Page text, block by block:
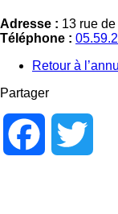
Adresse : 13 rue
Téléphone :
Retour à
Partager
Facebook